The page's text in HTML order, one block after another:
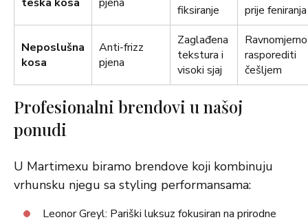
fiksiranje
prije feniranja
Neposlušna
kosa
Anti-frizz
pjena
Zaglađena
tekstura i
visoki sjaj
Ravnomjerno
rasporediti
češljem
Profesionalni brendovi u našoj
ponudi
U Martimexu biramo brendove koji kombinuju
vrhunsku njegu sa styling performansama:
Leonor Greyl: Pariški luksuz fokusiran na prirodne